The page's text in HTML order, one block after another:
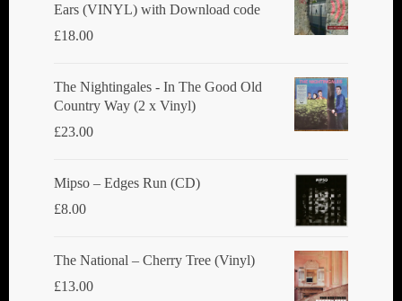
Ears (VINYL) with Download code
£18.00
The Nightingales - In The Good Old
Country Way (2 x Vinyl)
£23.00
Mipso ‎– Edges Run (CD)
£8.00
The National ‎– Cherry Tree (Vinyl)
£13.00